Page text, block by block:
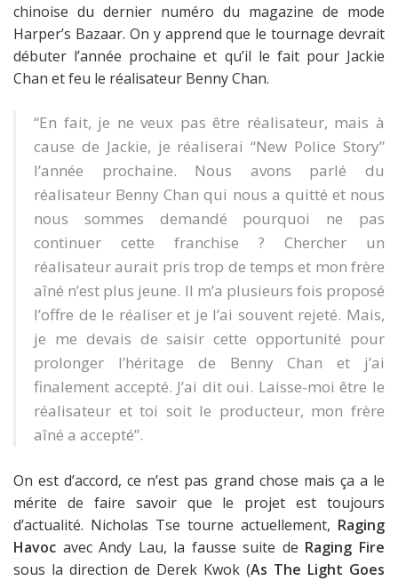
chinoise du dernier numéro du magazine de mode
Harper’s Bazaar. On y apprend que le tournage devrait
débuter l’année prochaine et qu’il le fait pour Jackie
Chan et feu le réalisateur Benny Chan.
“En fait, je ne veux pas être réalisateur, mais à
cause de Jackie, je réaliserai “New Police Story”
l’année prochaine. Nous avons parlé du
réalisateur Benny Chan qui nous a quitté et nous
nous sommes demandé pourquoi ne pas
continuer cette franchise ? Chercher un
réalisateur aurait pris trop de temps et mon frère
aîné n’est plus jeune. Il m’a plusieurs fois proposé
l’offre de le réaliser et je l’ai souvent rejeté. Mais,
je me devais de saisir cette opportunité pour
prolonger l’héritage de Benny Chan et j’ai
finalement accepté. J’ai dit oui. Laisse-moi être le
réalisateur et toi soit le producteur, mon frère
aîné a accepté”.
On est d’accord, ce n’est pas grand chose mais ça a le
mérite de faire savoir que le projet est toujours
d’actualité. Nicholas Tse tourne actuellement, Raging
Havoc avec Andy Lau, la fausse suite de Raging Fire
sous la direction de Derek Kwok (As The Light Goes